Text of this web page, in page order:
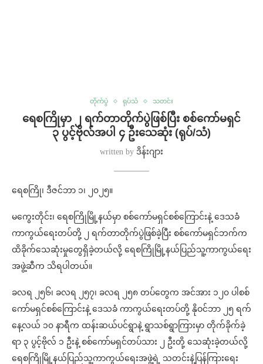
တိုက်ပွဲ ရုပ်သံ သတင်း
⁨ရေစကြိုမှာ ၂ ရက်တာတိုက်ပွဲဖြစ်ပြီး စစ်ကော်မရှင်
၃ ပွင့်ဗိုလ်အပါ ၄ ဦးသေဆုံး (ရုပ်/သံ)
written by ဒိန်းဂျား
ရေစကြို၊ ဒီဇင်ဘာ ၁၊ ၂၀၂၅။
မကွေးတိုင်း၊ ရေစကြိုမြို့နယ်မှာ စစ်ကော်မရှင်စစ်ကြောင်းနဲ့ ဒေသခံ
ကာကွယ်ရေးတပ်တို့ ၂ ရက်တာတိုက်ပွဲဖြစ်ခဲ့ပြီး စစ်ကော်မရှင်ဘက်က
ထိခိုက်သေဆုံးမှုတွေရှိခဲ့တယ်လို့ ရေစကြိုမြို့နယ်ပြည်သူ့ကာကွယ်ရေး
အဖွဲ့ဆီက သိရပါတယ်။
ခလရ ၂၅၆၊ ခလရ ၂၅၇၊ ခလရ ၂၅၈ တပ်တွေက အင်အား ၁၂၀ ပါစစ်
ကော်မရှင်စစ်ကြောင်းနဲ့ ဒေသခံ ကာကွယ်ရေးတပ်တို့ နိုဝင်ဘာ ၂၅ ရက်
နေ့လယ် ၁၀ နာရီက ထန်းဆယ်ပင်ရွာနဲ့ ရွာသစ်ရွာကြားမှာ တိုက်ခိုက်ခဲ့
ရာ ၃ ပွင့်ဗိုလ် ၁ ဦးနဲ့ စစ်ကော်မရှင်တပ်သား ၂ ဦးတို့ သေဆုံးခဲ့တယ်လို့
ရေစကြိုမြို့နယ်ပြည်သူ့ကာကွယ်ရေးအဖွဲ့ရဲ့ သတင်းနဲ့ပြန်ကြားရေး